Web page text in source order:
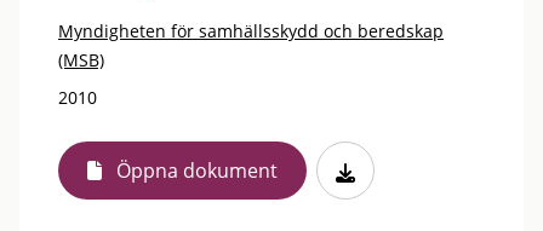
Myndigheten för samhällsskydd och beredskap
(MSB)
2010
Öppna dokument